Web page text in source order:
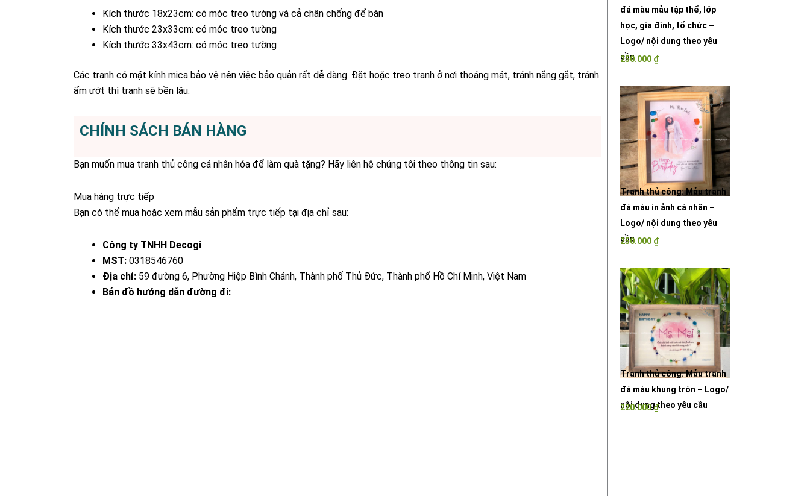
Kích thước 18x23cm: có móc treo tường và cả chân chống để bàn
Kích thước 23x33cm: có móc treo tường
Kích thước 33x43cm: có móc treo tường
Các tranh có mặt kính mica bảo vệ nên việc bảo quản rất dễ dàng. Đặt hoặc treo tranh ở nơi thoáng mát, tránh nắng gắt, tránh
ẩm ướt thì tranh sẽ bền lâu.
CHÍNH SÁCH BÁN HÀNG
Bạn muốn mua tranh thủ công cá nhân hóa để làm quà tặng? Hãy liên hệ chúng tôi theo thông tin sau:
Mua hàng trực tiếp
Bạn có thể mua hoặc xem mẫu sản phẩm trực tiếp tại địa chỉ sau:
Công ty TNHH Decogi
MST: 0318546760
Địa chỉ: 59 đường 6, Phường Hiệp Bình Chánh, Thành phố Thủ Đức, Thành phố Hồ Chí Minh, Việt Nam
Bản đồ hướng dẫn đường đi:
đá màu mẫu tập thể, lớp
học, gia đình, tổ chức –
Logo/ nội dung theo yêu
cầu
250.000 ₫
Tranh thủ công: Mẫu tranh
đá màu in ảnh cá nhân –
Logo/ nội dung theo yêu
cầu
250.000 ₫
Tranh thủ công: Mẫu tranh
đá màu khung tròn – Logo/
nội dung theo yêu cầu
220.000₫